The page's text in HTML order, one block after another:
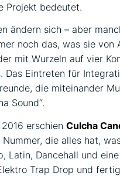
Projekt bedeutet.
ändern sich – aber
noch das, was sie
mit Wurzeln auf vier
Das Eintreten für
die miteinander
Sound“.
erschien Culcha
Nummer, die alles hat,
Latin, Dancehall und
Trap Drop und